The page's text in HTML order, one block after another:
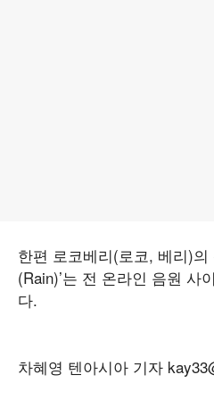
한편 로코베리(로코, 베리)의
(Rain)’는 전 온라인 음원 사
다.
차혜영 텐아시아 기자